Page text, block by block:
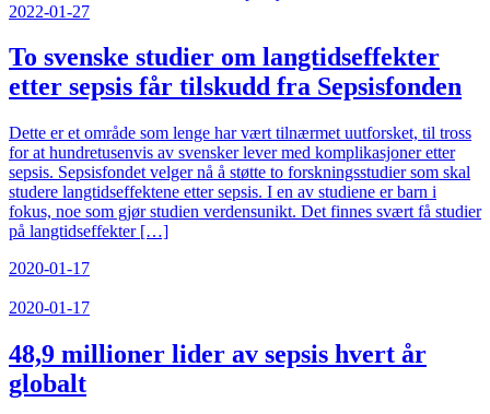
2022-01-27
To svenske studier om langtidseffekter
etter sepsis får tilskudd fra Sepsisfonden
Dette er et område som lenge har vært tilnærmet uutforsket, til tross
for at hundretusenvis av svensker lever med komplikasjoner etter
sepsis. Sepsisfondet velger nå å støtte to forskningsstudier som skal
studere langtidseffektene etter sepsis. I en av studiene er barn i
fokus, noe som gjør studien verdensunikt. Det finnes svært få studier
på langtidseffekter […]
2020-01-17
2020-01-17
48,9 millioner lider av sepsis hvert år
globalt